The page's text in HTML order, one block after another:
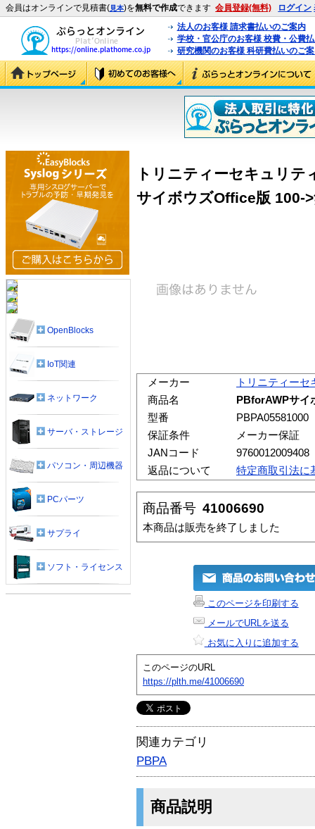
会員はオンラインで見積書(見本)を無料で作成できます 会員登録(無料) ログイン
法人のお客様 請求書払いのご案内
学校・官公庁のお客様 校費・公費
研究機関のお客様 科研費払いのご
トリニティーセキュリ
サイボウズOffice版 100-
メーカー
トリニティー
商品名
PBforAWPサイ
型番
PBPA05581000
保証条件
メーカー保証
JANコード
9760012009408
返品について
特定商取引法に
商品番号 41006690
本商品は販売を終了しました
このページを印刷する
メールでURLを送る
お気に入りに追加する
このページのURL
https://plth.me/41006690
関連カテゴリ
PBPA
商品説明
OpenBlocks
IoT関連
ネットワーク
サーバ・ストレージ
パソコン・周辺機器
PCパーツ
サプライ
ソフト・ライセンス